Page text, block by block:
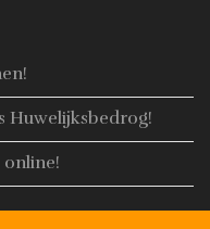
Huwelijksbedrog!
online!